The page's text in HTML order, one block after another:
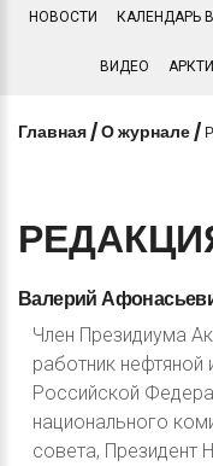
НОВОСТИ КАЛЕНДАРЬ
ВИДЕО
Главная /О журнале /
Валерий
Член Президиума
работник
Российской
национального
совета, Президент